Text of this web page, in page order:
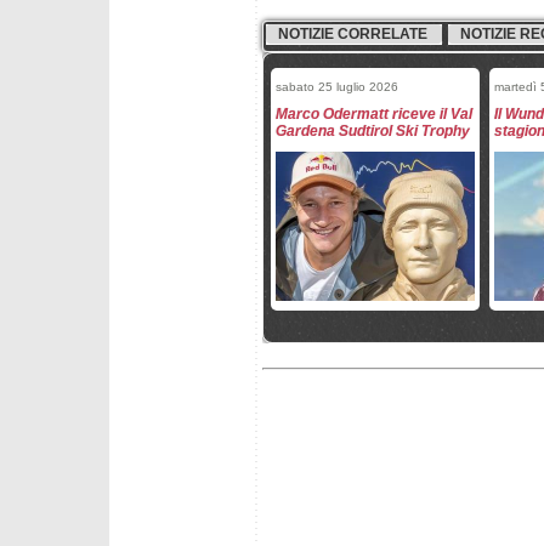
NOTIZIE CORRELATE NOTIZIE
sabato 25 luglio 2026
Marco Odermatt riceve il Val
Gardena Sudtirol Ski Trophy
martedì
Il
Assinger per la Coppa